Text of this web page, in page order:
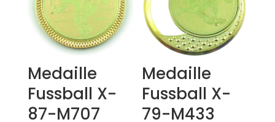
Medaille
Fussball X-
87-M707
Medaille
Fussball X-
79-M433